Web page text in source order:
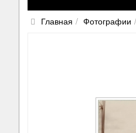
Главная Фотографии